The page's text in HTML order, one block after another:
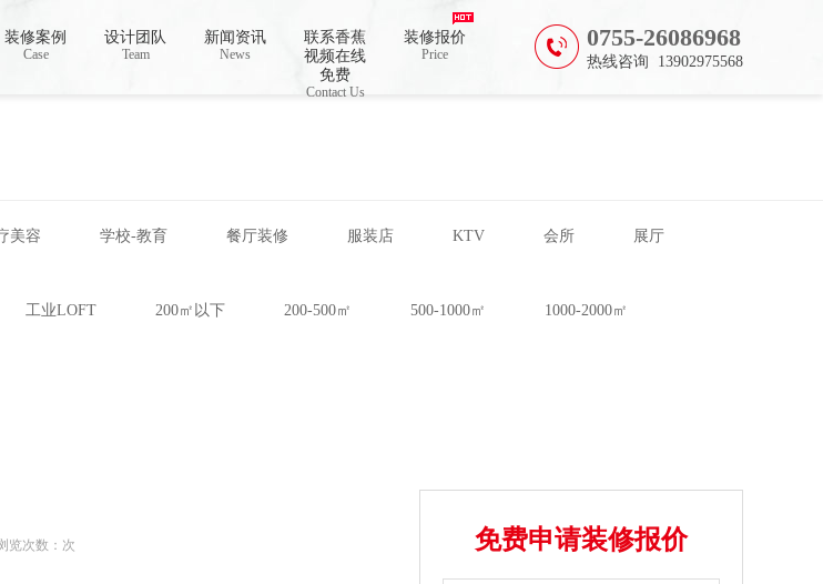
APP成人污在线观看
0755-26086968
热线咨询 13902975568
装修案例
Case
设计团队
Team
新闻资讯
News
联系香蕉
视频在线
免费
Contact Us
装修报价
Price
美容 学校-教育 餐厅装修 服装店 KTV 会所 展厅
工业LOFT 200㎡以下 200-500㎡ 500-1000㎡ 1000-2000㎡
次数： 次 免费申请装修报价